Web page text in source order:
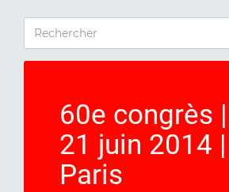
RECHERCHER
60e congrès
21 juin 2014 |
Paris